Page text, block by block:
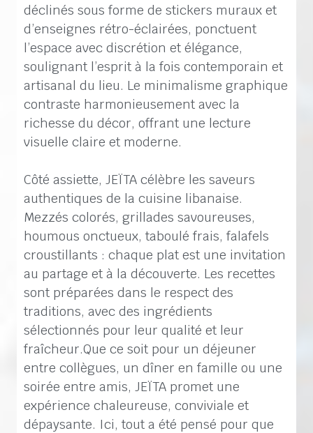
déclinés sous forme de stickers muraux et
d’enseignes rétro-éclairées, ponctuent
l’espace avec discrétion et élégance,
soulignant l’esprit à la fois contemporain et
artisanal du lieu. Le minimalisme graphique
contraste harmonieusement avec la
richesse du décor, offrant une lecture
visuelle claire et moderne.
Côté assiette, JEÏTA célèbre les saveurs
authentiques de la cuisine libanaise.
Mezzés colorés, grillades savoureuses,
houmous onctueux, taboulé frais, falafels
croustillants : chaque plat est une invitation
au partage et à la découverte. Les recettes
sont préparées dans le respect des
traditions, avec des ingrédients
sélectionnés pour leur qualité et leur
fraîcheur.Que ce soit pour un déjeuner
entre collègues, un dîner en famille ou une
soirée entre amis, JEÏTA promet une
expérience chaleureuse, conviviale et
dépaysante. Ici, tout a été pensé pour que